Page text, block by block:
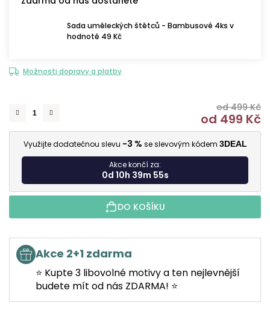
Sada uměleckých štětců - Bambusové 4ks v
hodnotě 49 Kč
Možnosti dopravy a platby
od 499 Kč
od 499 Kč
Využijte dodatečnou slevu -3 % se slevovým kódem 3DEAL
Akce končí za:
0d 10h 39m 54s
DO KOŠÍKU
Akce 2+1 zdarma
⭐ Kupte 3 libovolné motivy a ten nejlevnější
budete mít od nás ZDARMA! ⭐